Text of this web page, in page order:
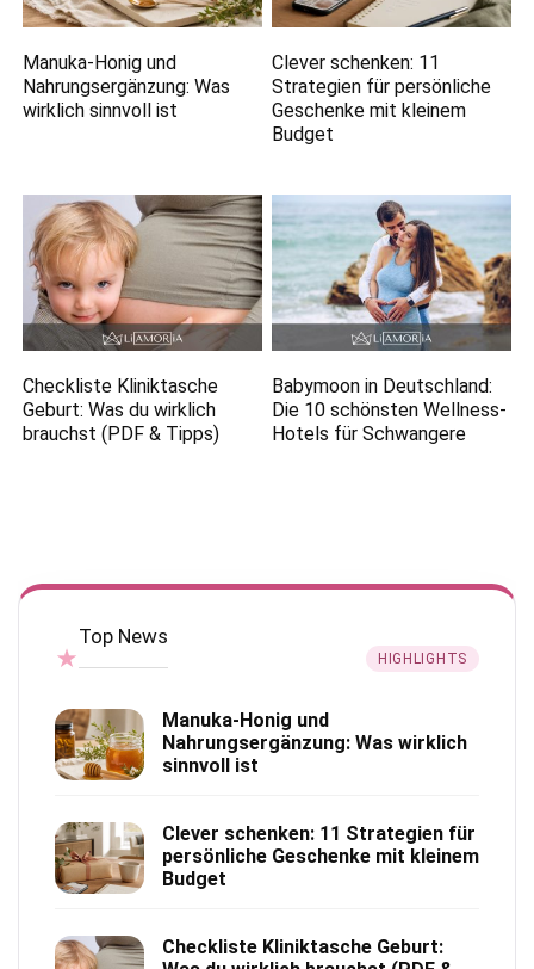
Manuka-Honig und
Nahrungsergänzung: Was
wirklich sinnvoll ist
Clever schenken: 11
Strategien für persönliche
Geschenke mit kleinem
Budget
Checkliste Kliniktasche
Geburt: Was du wirklich
brauchst (PDF & Tipps)
Babymoon in Deutschland:
Die 10 schönsten Wellness-
Hotels für Schwangere
★
Top News
HIGHLIGHTS
Manuka-Honig und
Nahrungsergänzung: Was wirklich
sinnvoll ist
Clever schenken: 11 Strategien für
persönliche Geschenke mit kleinem
Budget
Checkliste Kliniktasche Geburt: